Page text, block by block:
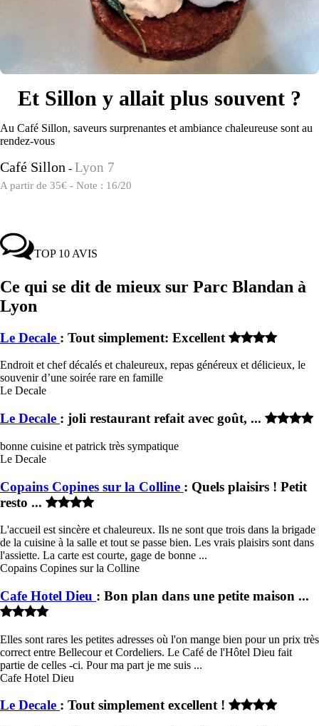
Et Sillon y allait plus souvent ?
Au Café Sillon, saveurs surprenantes et ambiance chaleureuse sont au
rendez-vous
Café Sillon - Lyon 7
A partir de 35€ - Note : 16/20
TOP 10 AVIS
Ce qui se dit de mieux sur Parc Blandan à
Lyon
Le Decale : Tout simplement: Excellent
Endroit et chef décalés et chaleureux, repas généreux et délicieux, le
souvenir d’une soirée rare en famille
Le Decale
Le Decale : joli restaurant refait avec goût, ...
bonne cuisine et patrick très sympatique
Le Decale
Copains Copines sur la Colline : Quels plaisirs ! Petit
resto ...
L'accueil est sincère et chaleureux. Ils ne sont que trois dans la brigade
de la cuisine à la salle et tout se passe bien. Les vrais plaisirs sont dans
l'assiette. La carte est courte, gage de bonne ...
Copains Copines sur la Colline
Cafe Hotel Dieu : Bon plan dans une petite maison ...
Elles sont rares les petites adresses où l'on mange bien pour un prix très
correct entre Bellecour et Cordeliers. Le Café de l'Hôtel Dieu fait
partie de celles -ci. Pour ma part je me suis ...
Cafe Hotel Dieu
Le Decale : Tout simplement excellent !